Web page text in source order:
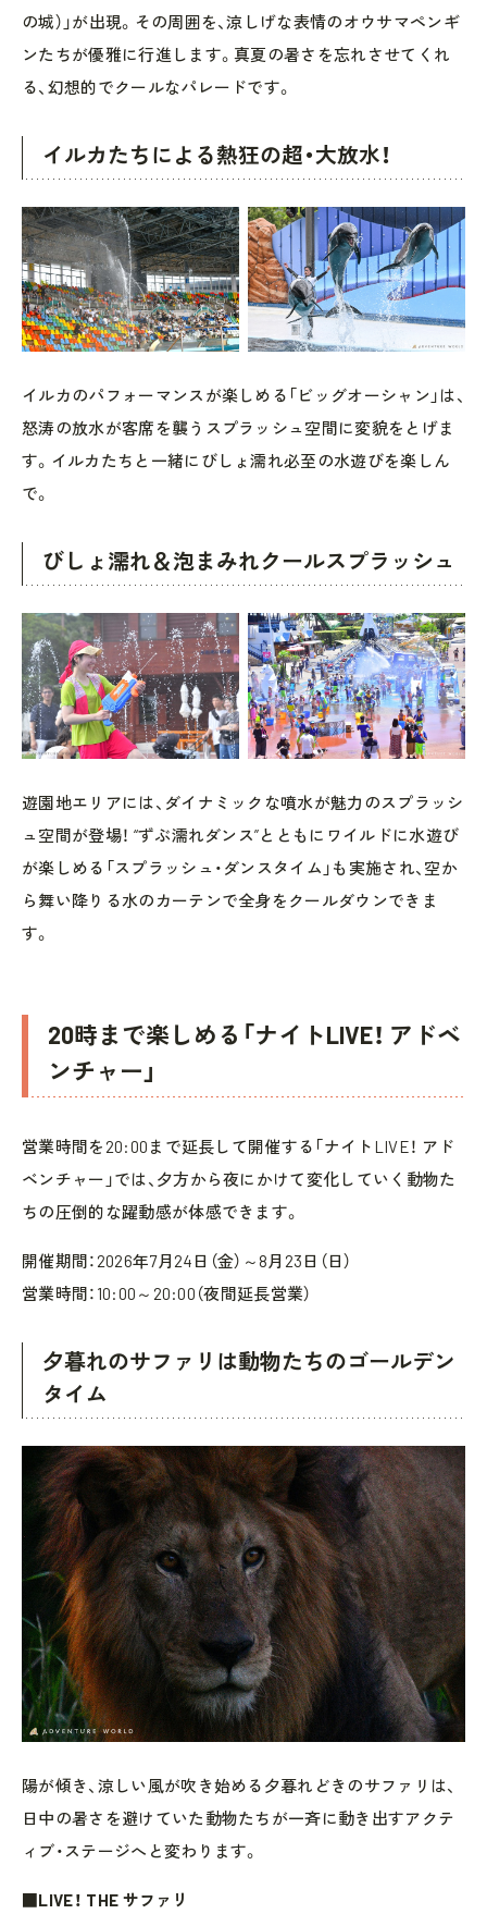
の城）」が出現。その周囲を、涼しげな表情のオウサマペンギ
ンたちが優雅に行進します。真夏の暑さを忘れさせてくれ
る、幻想的でクールなパレードです。
イルカたちによる熱狂の超・大放水！
イルカのパフォーマンスが楽しめる「ビッグオーシャン」は、
怒涛の放水が客席を襲うスプラッシュ空間に変貌をとげま
す。イルカたちと一緒にびしょ濡れ必至の水遊びを楽しん
で。
びしょ濡れ＆泡まみれクールスプラッシュ
遊園地エリアには、ダイナミックな噴水が魅力のスプラッシ
ュ空間が登場！ “ずぶ濡れダンス”とともにワイルドに水遊び
が楽しめる「スプラッシュ・ダンスタイム」も実施され、空か
ら舞い降りる水のカーテンで全身をクールダウンできま
す。
20時まで楽しめる「ナイトLIVE！ アドベ
ンチャー」
営業時間を20:00まで延長して開催する「ナイトLIVE！ アド
ベンチャー」では、夕方から夜にかけて変化していく動物た
ちの圧倒的な躍動感が体感できます。
開催期間：2026年7月24日（金）～8月23日（日）
営業時間：10:00～20:00（夜間延長営業）
夕暮れのサファリは動物たちのゴールデン
タイム
陽が傾き、涼しい風が吹き始める夕暮れどきのサファリは、
日中の暑さを避けていた動物たちが一斉に動き出すアクテ
ィブ・ステージへと変わります。
■LIVE！ THE サファリ